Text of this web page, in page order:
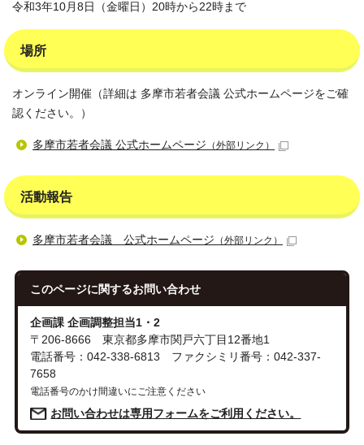
令和3年10月8日（金曜日）20時から22時まで
場所
オンライン開催（詳細は 多摩市若者会議 公式ホームページをご確
認ください。）
多摩市若者会議 公式ホームページ （外部リンク）
活動報告
多摩市若者会議 公式ホームページ （外部リンク）
このページに関するお問い合わせ
企画課 企画調整担当1・2
〒206-8666 東京都多摩市関戸六丁目12番地1
電話番号：042-338-6813 ファクシミリ番号：042-337-
7658
電話番号のかけ間違いにご注意ください
お問い合わせは専用フォームをご利用ください。